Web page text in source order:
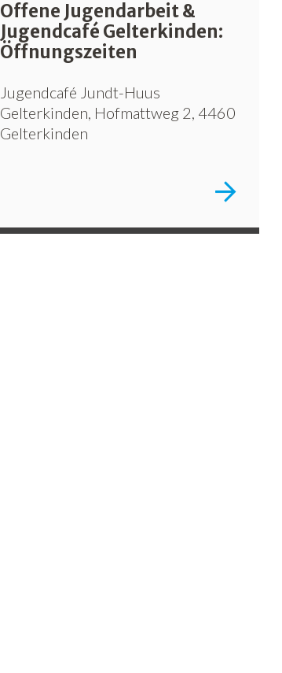
Offene Jugendarbeit &
Jugendcafé Gelterkinden:
Öffnungszeiten
Jugendcafé Jundt-Huus
Gelterkinden, Hofmattweg 2, 4460
Gelterkinden